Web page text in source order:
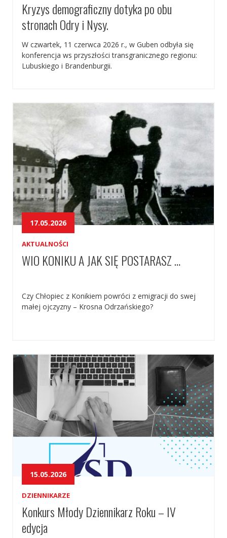
Kryzys demograficzny dotyka po obu
stronach Odry i Nysy.
W czwartek, 11 czerwca 2026 r., w Guben odbyła się
konferencja ws przyszłości transgranicznego regionu:
Lubuskiego i Brandenburgii.
17.05.2026
AKTUALNOŚCI
WIO KONIKU A JAK SIĘ POSTARASZ …
Czy Chłopiec z Konikiem powróci z emigracji do swej
małej ojczyzny – Krosna Odrzańskiego?
15.05.2026
DZIENNIKARZE
Konkurs Młody Dziennikarz Roku – IV
edycja